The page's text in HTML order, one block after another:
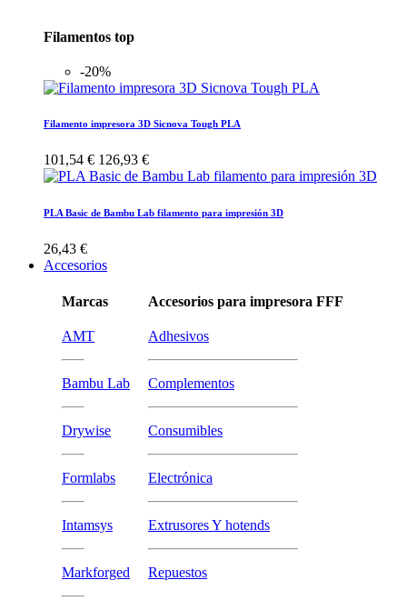
Filamentos top
-20%
Filamento impresora 3D Sicnova Tough PLA
101,54 € 126,93 €
PLA Basic de Bambu Lab filamento para impresión 3D
26,43 €
Accesorios
Marcas
AMT
Bambu Lab
Drywise
Formlabs
Intamsys
Markforged
Accesorios para impresora FFF
Adhesivos
Complementos
Consumibles
Electrónica
Extrusores Y hotends
Repuestos